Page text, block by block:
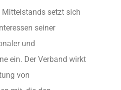
Mittelstands setzt sich
seiner
und
ein. Der Verband wirkt
von